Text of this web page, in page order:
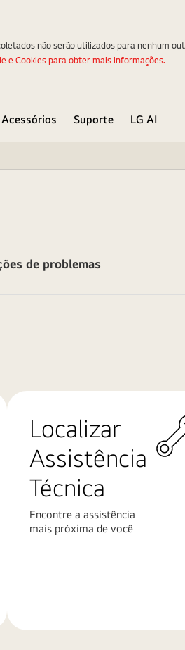
Acessórios Suporte
LG AI
de problemas
Localizar
Assistência
Técnica
Encontre a assistência
mais próxima de você
não serão utilizados para nenhum
e Cookies para obter mais informações.